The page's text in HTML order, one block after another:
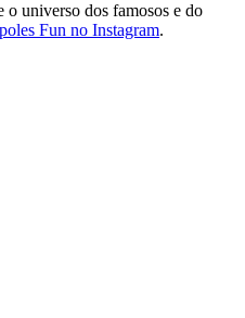
o universo dos famosos e do
Fun no Instagram.